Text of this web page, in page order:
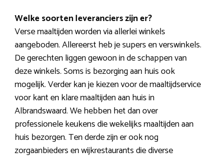
Welke soorten leveranciers zijn er?
Verse maaltijden worden via allerlei winkels
aangeboden. Allereerst heb je supers en verswinkels.
De gerechten liggen gewoon in de schappen van
deze winkels. Soms is bezorging aan huis ook
mogelijk. Verder kan je kiezen voor de maaltijdservice
voor kant en klare maaltijden aan huis in
Albrandswaard. We hebben het dan over
professionele keukens die wekelijks maaltijden aan
huis bezorgen. Ten derde zijn er ook nog
zorgaanbieders en wijkrestaurants die diverse